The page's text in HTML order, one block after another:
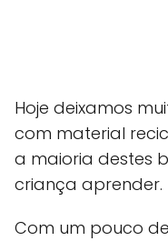
Hoje deixamos
com material
a maioria destes
criança aprender.
Com um pouco